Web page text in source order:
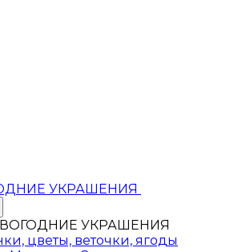
УКРАШЕНИЯ
УКРАШЕНИЯ
цветы, веточки, ягоды